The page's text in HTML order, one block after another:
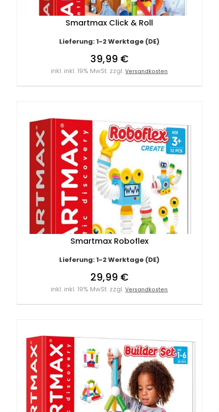
Smartmax Click & Roll
Lieferung: 1-2 Werktage (DE)
39,99 €
inkl. inkl. 19% MwSt. zzgl.Versandkosten
Smartmax Roboflex
Lieferung: 1-2 Werktage (DE)
29,99 €
inkl. inkl. 19% MwSt. zzgl.Versandkosten